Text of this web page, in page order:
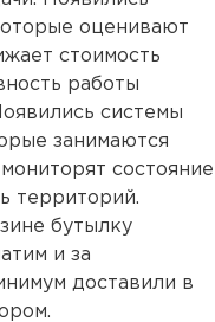
оценивают
стоимость
работы
системы
занимаются
состояние
территорий.
бутылку
и за
доставили в